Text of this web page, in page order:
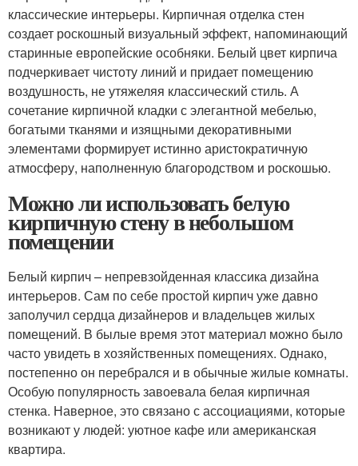
классические интерьеры. Кирпичная отделка стен
создает роскошный визуальный эффект, напоминающий
старинные европейские особняки. Белый цвет кирпича
подчеркивает чистоту линий и придает помещению
воздушность, не утяжеляя классический стиль. А
сочетание кирпичной кладки с элегантной мебелью,
богатыми тканями и изящными декоративными
элементами формирует истинно аристократичную
атмосферу, наполненную благородством и роскошью.
Можно ли использовать белую
кирпичную стену в небольшом
помещении
Белый кирпич – непревзойденная классика дизайна
интерьеров. Сам по себе простой кирпич уже давно
заполучил сердца дизайнеров и владельцев жилых
помещений. В былые время этот материал можно было
часто увидеть в хозяйственных помещениях. Однако,
постепенно он перебрался и в обычные жилые комнаты.
Особую популярность завоевала белая кирпичная
стенка. Наверное, это связано с ассоциациями, которые
возникают у людей: уютное кафе или американская
квартира.